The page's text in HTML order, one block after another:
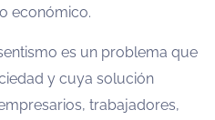
económico.
es un problema que
y cuya solución
trabajadores,